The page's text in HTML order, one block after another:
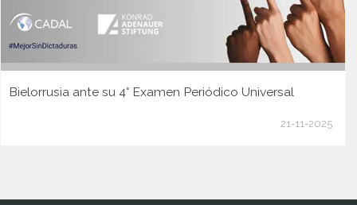
Bielorrusia ante su 4° Examen Periódico Universal
21-11-2025